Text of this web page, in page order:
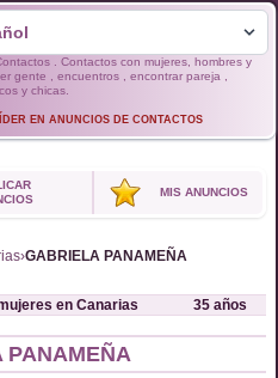
. Contactos con mujeres, hombres y
gente , encuentros , encontrar pareja ,
y chicas.
EN ANUNCIOS DE CONTACTOS
MIS ANUNCIOS
›GABRIELA PANAMEÑA
enCanarias 35 años
PANAMEÑA